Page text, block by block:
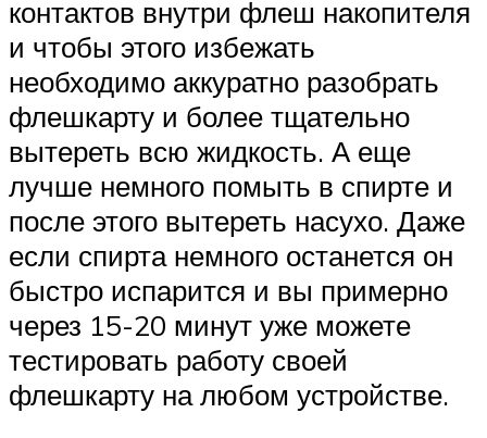
контактов внутри флеш накопителя
и чтобы этого избежать
необходимо аккуратно разобрать
флешкарту и более тщательно
вытереть всю жидкость. А еще
лучше немного помыть в спирте и
после этого вытереть насухо. Даже
если спирта немного останется он
быстро испарится и вы примерно
через 15-20 минут уже можете
тестировать работу своей
флешкарту на любом устройстве.